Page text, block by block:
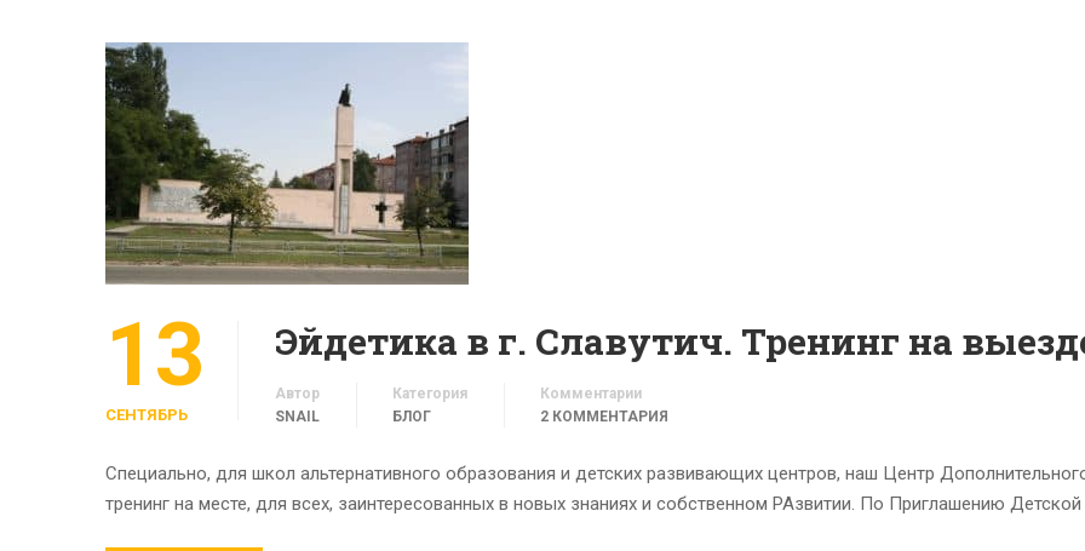
13
СЕНТЯБРЬ
Эйдетика в г. Славутич. Тренинг на
Автор
SNAIL
Категория
БЛОГ
Комментарии
2 КОММЕНТАРИЯ
Специально, для школ альтернативного образования и детских развивающих центров, наш Центр
тренинг на месте, для всех, заинтересованных в новых знаниях и собственном РАзвитии. По Приглашению